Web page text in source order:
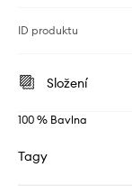
ID produktu
Složení
100 % Bavlna
Tagy